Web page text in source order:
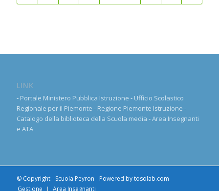
LINK
- Portale Ministero Pubblica Istruzione - Ufficio Scolastico
Regionale per il Piemonte - Regione Piemonte Istruzione -
Catalogo della biblioteca della Scuola media -Area Insegnanti
e ATA
© Copyright - Scuola Peyron - Powered bytosolab.com
Gestione
Area Insegnanti